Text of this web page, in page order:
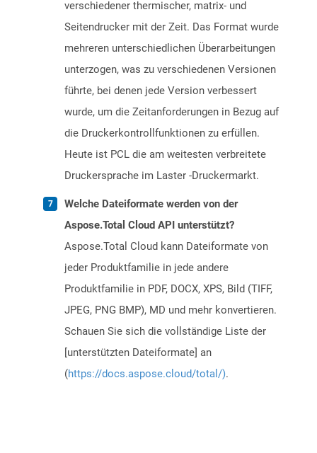
verschiedener thermischer, matrix- und
Seitendrucker mit der Zeit. Das Format wurde
mehreren unterschiedlichen Überarbeitungen
unterzogen, was zu verschiedenen Versionen
führte, bei denen jede Version verbessert
wurde, um die Zeitanforderungen in Bezug auf
die Druckerkontrollfunktionen zu erfüllen.
Heute ist PCL die am weitesten verbreitete
Druckersprache im Laster -Druckermarkt.
Welche Dateiformate werden von der
Aspose.Total Cloud API unterstützt?
Aspose.Total Cloud kann Dateiformate von
jeder Produktfamilie in jede andere
Produktfamilie in PDF, DOCX, XPS, Bild (TIFF,
JPEG, PNG BMP), MD und mehr konvertieren.
Schauen Sie sich die vollständige Liste der
[unterstützten Dateiformate] an
(https://docs.aspose.cloud/total/).